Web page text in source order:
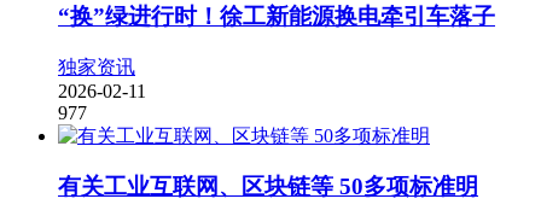
“换”绿进行时！徐工新能源换电牵引车落子
独家资讯
2026-02-11
977
有关工业互联网、区块链等 50多项标准明